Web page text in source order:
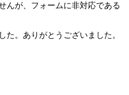
んが、フォームに非対応である
。ありがとうございました。